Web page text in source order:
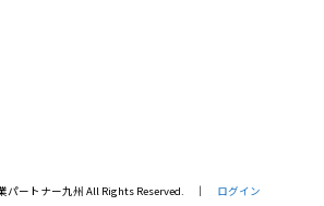
パートナー九州 All Rights Reserved. │ ログイン